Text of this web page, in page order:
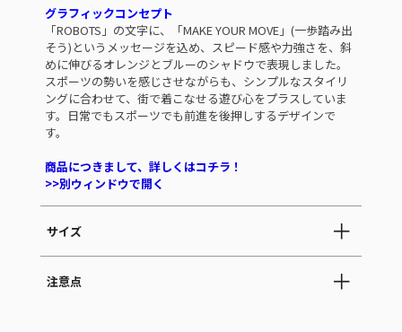
グラフィックコンセプト
「ROBOTS」の文字に、「MAKE YOUR MOVE」(一歩踏み出
そう)というメッセージを込め、スピード感や力強さを、斜
めに伸びるオレンジとブルーのシャドウで表現しました。
スポーツの勢いを感じさせながらも、シンプルなスタイリ
ングに合わせて、街で着こなせる遊び心をプラスしていま
す。日常でもスポーツでも前進を後押しするデザインで
す。
商品につきまして、詳しくはコチラ！
>>別ウィンドウで開く
サイズ
注意点